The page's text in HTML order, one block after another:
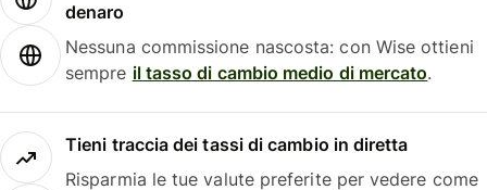
denaro
Nessuna commissione nascosta: con Wise ottieni
sempre il tasso di cambio medio di mercato.
Tieni traccia dei tassi di cambio in diretta
Risparmia le tue valute preferite per vedere come